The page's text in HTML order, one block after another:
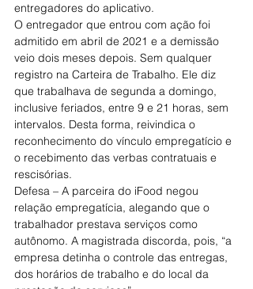
entregadores do aplicativo.
O entregador que entrou com ação foi
admitido em abril de 2021 e a demissão
veio dois meses depois. Sem qualquer
registro na Carteira de Trabalho. Ele diz
que trabalhava de segunda a domingo,
inclusive feriados, entre 9 e 21 horas, sem
intervalos. Desta forma, reivindica o
reconhecimento do vínculo empregatício e
o recebimento das verbas contratuais e
rescisórias.
Defesa – A parceira do iFood negou
relação empregatícia, alegando que o
trabalhador prestava serviços como
autônomo. A magistrada discorda, pois, “a
empresa detinha o controle das entregas,
dos horários de trabalho e do local da